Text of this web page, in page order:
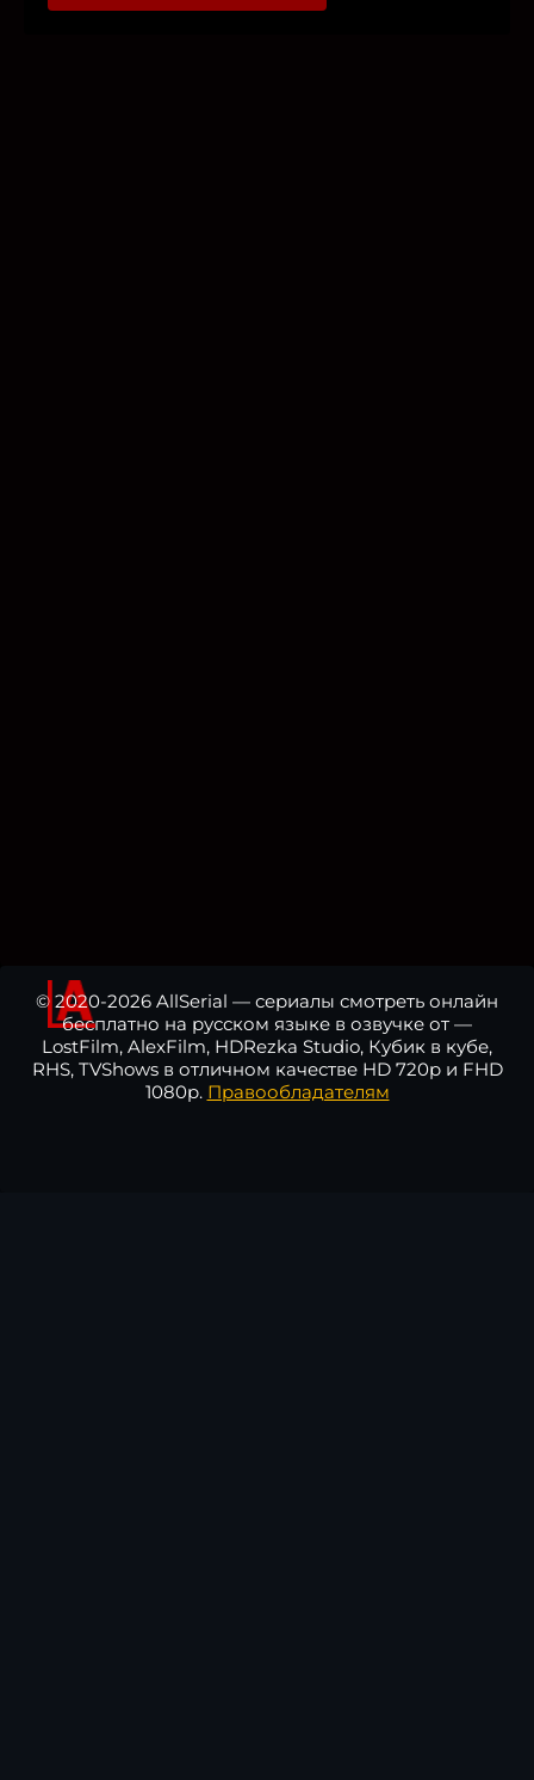
© 2020-2026 AllSerial — сериалы смотреть онлайн
бесплатно на русском языке в озвучке от —
LostFilm, AlexFilm, HDRezka Studio, Кубик в кубе,
RHS, TVShows в отличном качестве HD 720p и FHD
1080p. Правообладателям